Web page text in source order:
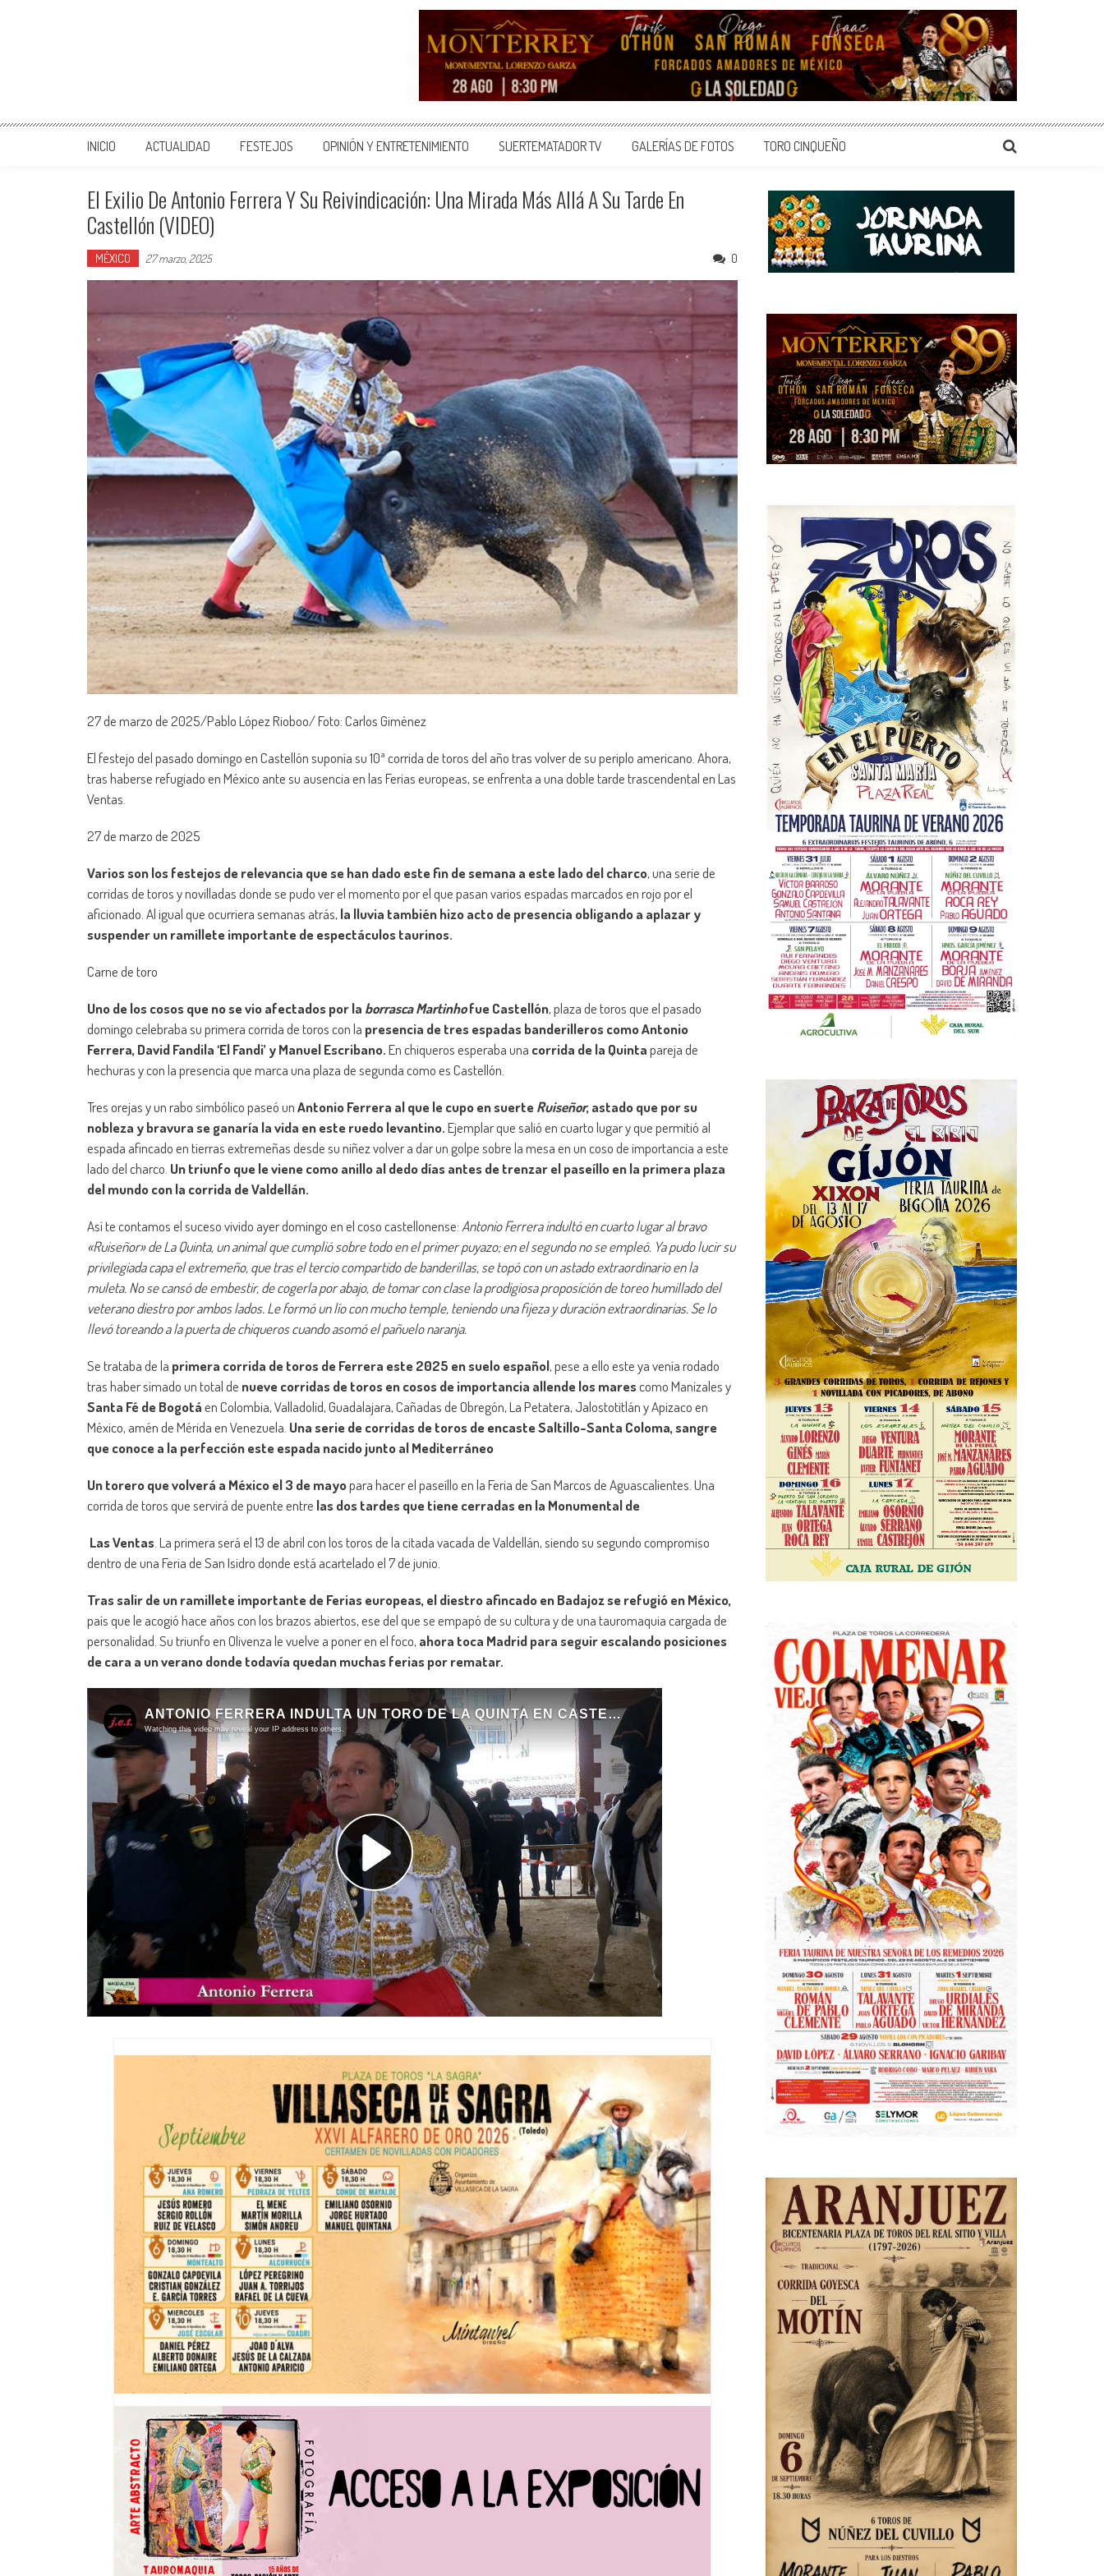
INICIO ACTUALIDAD FESTEJOS OPINIÓN Y ENTRETENIMIENTO SUERTEMATADOR TV GALERÍAS DE FOTOS TORO CINQUEÑO
El Exilio De Antonio Ferrera Y Su Reivindicación: Una Mirada Más Allá A Su Tarde En
Castellón (VIDEO)
MÉXICO 27 marzo, 2025 0
27 de marzo de 2025/Pablo López Rioboo/ Foto: Carlos Giménez
El festejo del pasado domingo en Castellón suponía su 10ª corrida de toros del año tras volver de su periplo americano. Ahora,
tras haberse refugiado en México ante su ausencia en las Ferias europeas, se enfrenta a una doble tarde trascendental en Las
Ventas.
27 de marzo de 2025
Varios son los festejos de relevancia que se han dado este fin de semana a este lado del charco, una serie de
corridas de toros y novilladas donde se pudo ver el momento por el que pasan varios espadas marcados en rojo por el
aficionado. Al igual que ocurriera semanas atrás, la lluvia también hizo acto de presencia obligando a aplazar y
suspender un ramillete importante de espectáculos taurinos.
Carne de toro
Uno de los cosos que no se vio afectados por la borrasca Martinhofue Castellón, plaza de toros que el pasado
domingo celebraba su primera corrida de toros con la presencia de tres espadas banderilleros como Antonio
Ferrera, David Fandila ‘El Fandi’ y Manuel Escribano.En chiqueros esperaba una corrida de la Quintapareja de
hechuras y con la presencia que marca una plaza de segunda como es Castellón.
Tres orejas y un rabo simbólico paseó unAntonio Ferrera al que le cupo en suerteRuiseñor, astado que por su
nobleza y bravura se ganaría la vida en este ruedo levantino.Ejemplar que salió en cuarto lugar y que permitió al
espada afincado en tierras extremeñas desde su niñez volver a dar un golpe sobre la mesa en un coso de importancia a este
lado del charco. Un triunfo que le viene como anillo al dedo días antes de trenzar el paseíllo en la primera plaza
del mundo con la corrida de Valdellán.
Así te contamos el suceso vivido ayer domingo en el coso castellonense: Antonio Ferrera indultó en cuarto lugar al bravo
«Ruiseñor» de La Quinta, un animal que cumplió sobre todo en el primer puyazo; en el segundo no se empleó. Ya pudo lucir su
privilegiada capa el extremeño, que tras el tercio compartido de banderillas, se topó con un astado extraordinario en la
muleta. No se cansó de embestir, de cogerla por abajo, de tomar con clase la prodigiosa proposición de toreo humillado del
veterano diestro por ambos lados. Le formó un lío con mucho temple, teniendo una fijeza y duración extraordinarias. Se lo
llevó toreando a la puerta de chiqueros cuando asomó el pañuelo naranja.
Se trataba de la primera corrida de toros de Ferrera este 2025 en suelo español, pese a ello este ya venía rodado
tras haber simado un total de nueve corridas de toros en cosos de importancia allende los marescomo Manizales y
Santa Fé de Bogotáen Colombia, Valladolid, Guadalajara, Cañadas de Obregón, La Petatera, Jalostotitlán y Apizaco en
México, amén de Mérida en Venezuela. Una serie de corridas de toros de encaste Saltillo-Santa Coloma, sangre
que conoce a la perfección este espada nacido junto al Mediterráneo
Un torero que volverá a México el 3 de mayopara hacer el paseíllo en la Feria de San Marcos de Aguascalientes. Una
corrida de toros que servirá de puente entre las dos tardes que tiene cerradas en la Monumental de
Las Ventas . La primera será el 13 de abril con los toros de la citada vacada de Valdellán, siendo su segundo compromiso
dentro de una Feria de San Isidro donde está acartelado el 7 de junio.
Tras salir de un ramillete importante de Ferias europeas, el diestro afincado en Badajoz se refugió en México,
país que le acogió hace años con los brazos abiertos, ese del que se empapó de su cultura y de una tauromaquia cargada de
personalidad. Su triunfo en Olivenza le vuelve a poner en el foco, ahora toca Madrid para seguir escalando posiciones
de cara a un verano donde todavía quedan muchas ferias por rematar.